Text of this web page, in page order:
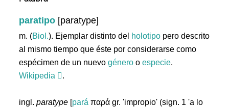
paratipo [paratype]
m. (Biol.). Ejemplar distinto del holotipo pero descrito
al mismo tiempo que éste por considerarse como
espécimen de un nuevogénero oespecie.
Wikipedia
.
ingl.paratype [pará παρά gr. 'impropio' (sign. 1 'a lo